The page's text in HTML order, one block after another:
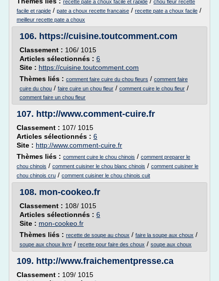
recette pate a choux facile et rapide
chou fleur recette
facile et rapide / pate a choux recette francaise / recette pate a choux facile /
meilleur recette pate a choux
106. https://cuisine.toutcomment.com
Classement : 106/ 1015
Articles sélectionnés : 6
Site : https://cuisine.toutcomment.com
Thèmes liés : comment faire cuire du chou fleurs / comment faire
cuire du chou / faire cuire un chou fleur / comment cuire le chou fleur /
comment faire un chou fleur
107. http://www.comment-cuire.fr
Classement : 107/ 1015
Articles sélectionnés : 6
Site : http://www.comment-cuire.fr
Thèmes liés : comment cuire le chou chinois / comment preparer le
chou chinois / comment cuisiner le chou blanc chinois / comment cuisiner le
chou chinois cru / comment cuisiner le chou chinois cuit
108. mon-cookeo.fr
Classement : 108/ 1015
Articles sélectionnés : 6
Site : mon-cookeo.fr
Thèmes liés : recette de soupe au choux / faire la soupe aux choux /
soupe aux choux livre / recette pour faire des choux / soupe aux choux
109. http://www.fraichementpresse.ca
Classement : 109/ 1015